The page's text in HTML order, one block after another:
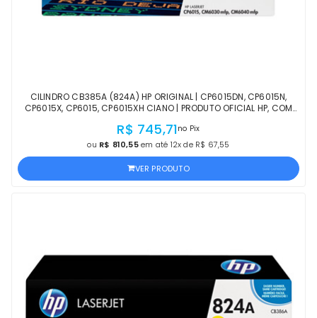
CILINDRO CB385A (824A) HP ORIGINAL | CP6015DN, CP6015N,
CP6015X, CP6015, CP6015XH CIANO | PRODUTO OFICIAL HP, COM
R$ 745,71no Pix
ou R$ 810,55em até 12x de R$ 67,55
VER PRODUTO